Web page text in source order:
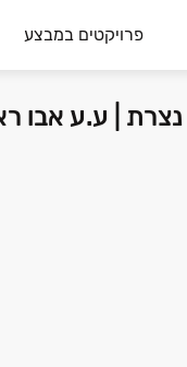
פרויקטים במבצע